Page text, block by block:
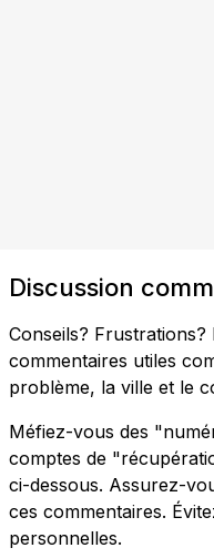
Discussion
Conseils? Frustrations?
commentaires utiles
problème, la ville et le
Méfiez-vous des
comptes de
ci-dessous. Assurez-
ces commentaires.
personnelles.